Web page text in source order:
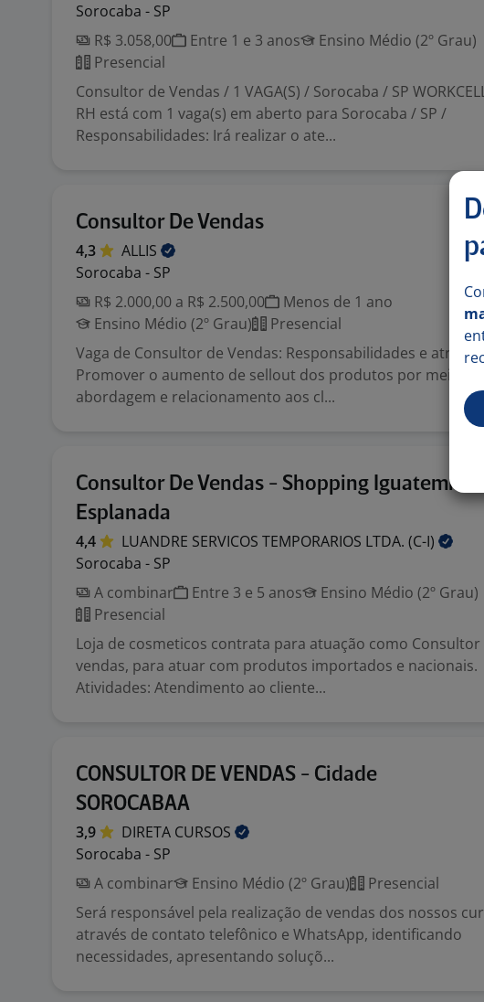
Sorocaba - SP
R$ 3.058,00
Entre 1 e 3 anos
Ensino Médio (2º Grau)
Presencial
Consultor de Vendas / 1 VAGA(S) / Sorocaba / SP
RH está com 1 vaga(s) em aberto para Sorocaba / SP /
Responsabilidades: Irá realizar o ate...
Consultor De Vendas
4,3
ALLIS
Sorocaba - SP
R$ 2.000,00 a R$ 2.500,00
Menos de 1 ano
Ensino Médio (2º Grau)
Presencial
Vaga de Consultor de Vendas: Responsabilidades e
Promover o aumento de sellout dos produtos por meio da
abordagem e relacionamento aos cl...
Consultor De Vendas - Shopping Iguatemi
Esplanada
4,4 LUANDRE SERVICOS TEMPORARIOS LTDA. (C-I)
Sorocaba - SP
A combinar
Entre 3 e 5 anos
Ensino Médio (2º Grau)
Presencial
Loja de cosmeticos contrata para atuação como Consultor
vendas, para atuar com produtos importados e nacionais.
Atividades: Atendimento ao cliente...
CONSULTOR DE VENDAS - Cidade
SOROCABAA
3,9 DIRETA CURSOS
Sorocaba - SP
A combinar
Ensino Médio (2º Grau)
Presencial
Será responsável pela realização de vendas dos nossos
através de contato telefônico e WhatsApp, identificando
necessidades, apresentando soluçõ...